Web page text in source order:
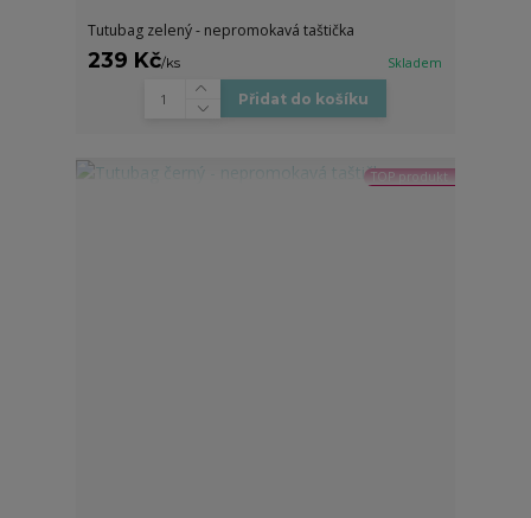
Tutubag zelený - nepromokavá taštička
239 Kč/ks Skladem
Přidat do košíku
TOP produkt